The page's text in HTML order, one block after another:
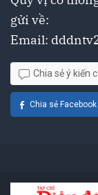
gửi về:
Email:
Chia sẻ ý kiến
Chia sẻ Facebook